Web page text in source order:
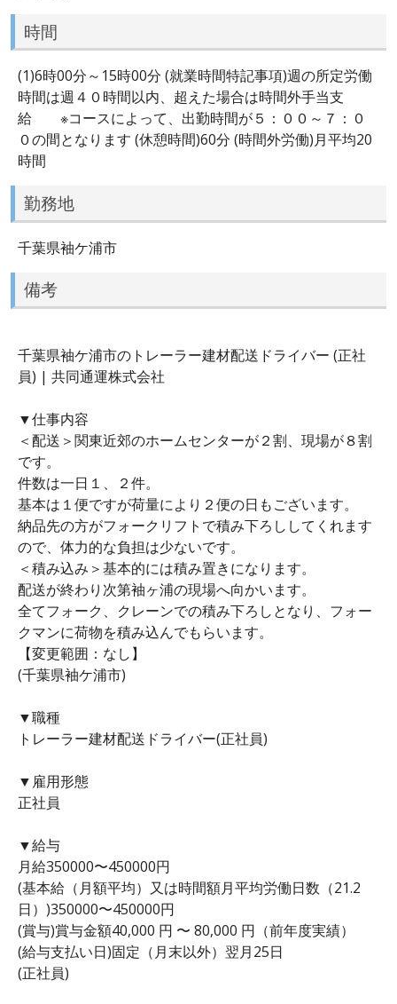
時間
(1)6時00分～15時00分 (就業時間特記事項)週の所定労働
時間は週４０時間以内、超えた場合は時間外手当支
給 ※コースによって、出勤時間が５：００～７：０
０の間となります (休憩時間)60分 (時間外労働)月平均20
時間
勤務地
千葉県袖ケ浦市
備考
千葉県袖ケ浦市のトレーラー建材配送ドライバー (正社
員) | 共同通運株式会社
▼仕事内容
＜配送＞関東近郊のホームセンターが２割、現場が８割
です。
件数は一日１、２件。
基本は１便ですが荷量により２便の日もございます。
納品先の方がフォークリフトで積み下ろししてくれます
ので、体力的な負担は少ないです。
＜積み込み＞基本的には積み置きになります。
配送が終わり次第袖ヶ浦の現場へ向かいます。
全てフォーク、クレーンでの積み下ろしとなり、フォー
クマンに荷物を積み込んでもらいます。
【変更範囲：なし】
(千葉県袖ケ浦市)
▼職種
トレーラー建材配送ドライバー(正社員)
▼雇用形態
正社員
▼給与
月給350000〜450000円
(基本給（月額平均）又は時間額月平均労働日数（21.2
日）)350000〜450000円
(賞与)賞与金額40,000 円 〜 80,000 円（前年度実績）
(給与支払い日)固定（月末以外）翌月25日
(正社員)